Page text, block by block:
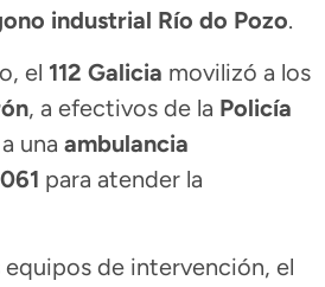
industrial Río do Pozo.
el 112 Galicia movilizó a los
, a efectivos de la Policía
una ambulancia
para atender la
equipos de intervención, el